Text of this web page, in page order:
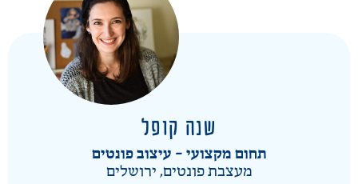
שנה קופל
תחום מקצועי - עיצוב פונטים
מעצבת פונטים, ירושלים